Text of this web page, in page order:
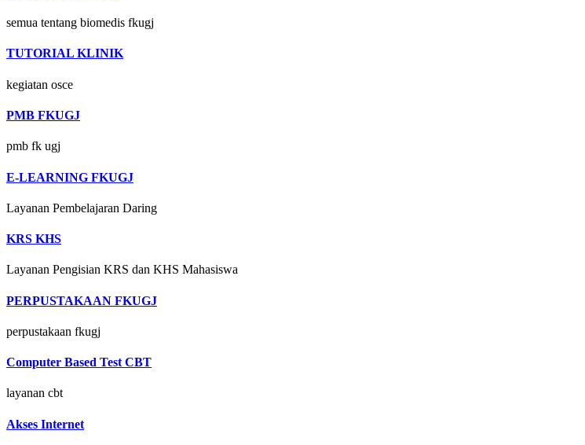
semua tentang biomedis fkugj
TUTORIAL KLINIK
kegiatan osce
PMB FKUGJ
pmb fk ugj
E-LEARNING FKUGJ
Layanan Pembelajaran Daring
KRS KHS
Layanan Pengisian KRS dan KHS Mahasiswa
PERPUSTAKAAN FKUGJ
perpustakaan fkugj
Computer Based Test CBT
layanan cbt
Akses Internet